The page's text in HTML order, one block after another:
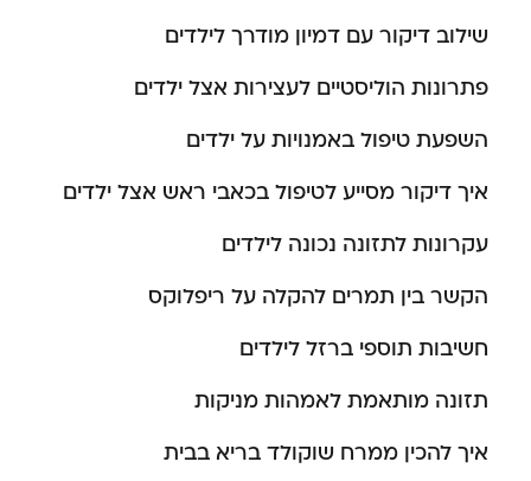
שילוב דיקור עם דמיון מודרך לילדים
פתרונות הוליסטיים לעצירות אצל ילדים
השפעת טיפול באמנויות על ילדים
איך דיקור מסייע לטיפול בכאבי ראש אצל ילדים
עקרונות לתזונה נכונה לילדים
הקשר בין תמרים להקלה על ריפלוקס
חשיבות תוספי ברזל לילדים
תזונה מותאמת לאמהות מניקות
איך להכין ממרח שוקולד בריא בבית